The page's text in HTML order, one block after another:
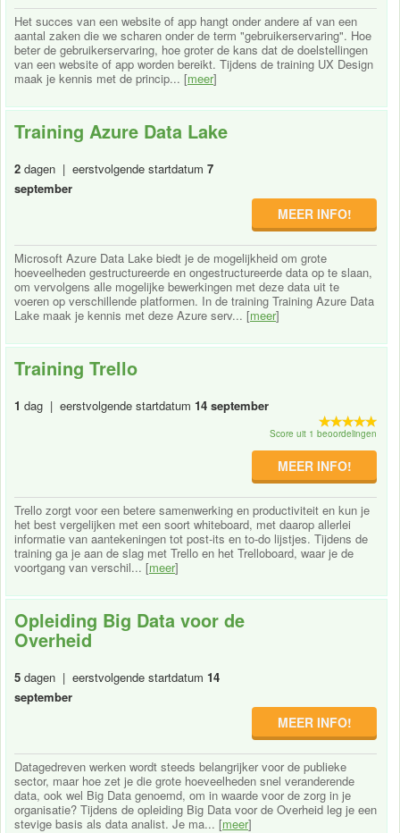
Het succes van een website of app hangt onder andere af van een
aantal zaken die we scharen onder de term "gebruikerservaring". Hoe
beter de gebruikerservaring, hoe groter de kans dat de doelstellingen
van een website of app worden bereikt. Tijdens de training UX Design
maak je kennis met de princip... [meer]
Training Azure Data Lake
2 dagen | eerstvolgende startdatum 7
september
MEER INFO!
Microsoft Azure Data Lake biedt je de mogelijkheid om grote
hoeveelheden gestructureerde en ongestructureerde data op te slaan,
om vervolgens alle mogelijke bewerkingen met deze data uit te
voeren op verschillende platformen. In de training Training Azure Data
Lake maak je kennis met deze Azure serv... [meer]
Training Trello
1 dag | eerstvolgende startdatum 14 september
Score uit 1 beoordelingen
MEER INFO!
Trello zorgt voor een betere samenwerking en productiviteit en kun je
het best vergelijken met een soort whiteboard, met daarop allerlei
informatie van aantekeningen tot post-its en to-do lijstjes. Tijdens de
training ga je aan de slag met Trello en het Trelloboard, waar je de
voortgang van verschil... [meer]
Opleiding Big Data voor de
Overheid
5 dagen | eerstvolgende startdatum 14
september
MEER INFO!
Datagedreven werken wordt steeds belangrijker voor de publieke
sector, maar hoe zet je die grote hoeveelheden snel veranderende
data, ook wel Big Data genoemd, om in waarde voor de zorg in je
organisatie? Tijdens de opleiding Big Data voor de Overheid leg je een
stevige basis als data analist. Je ma... [meer]